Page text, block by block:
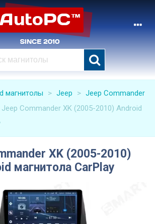
магнитолы > Jeep > Jeep Commander
Jeep Commander XK (2005-2010) Android
XK (2005-2010)
магнитола CarPlay